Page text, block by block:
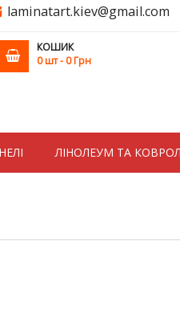
laminatart.kiev@gmail.com
КОШИК
0шт- 0 Грн
ЛIНОЛЕУМ ТА